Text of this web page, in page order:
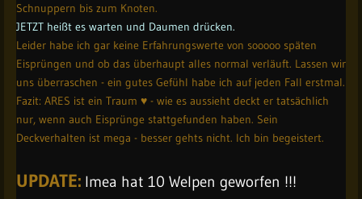
Schnuppern bis zum Knoten.
JETZT heißt es warten und Daumen drücken.
Leider habe ich gar keine Erfahrungswerte von sooooo späten
Eisprüngen und ob das überhaupt alles normal verläuft. Lassen wir
uns überraschen - ein gutes Gefühl habe ich auf jeden Fall erstmal.
Fazit: ARES ist ein Traum ♥ - wie es aussieht deckt er tatsächlich
nur, wenn auch Eisprünge stattgefunden haben. Sein
Deckverhalten ist mega - besser gehts nicht. Ich bin begeistert.
UPDATE: Imea hat 10 Welpen geworfen !!!